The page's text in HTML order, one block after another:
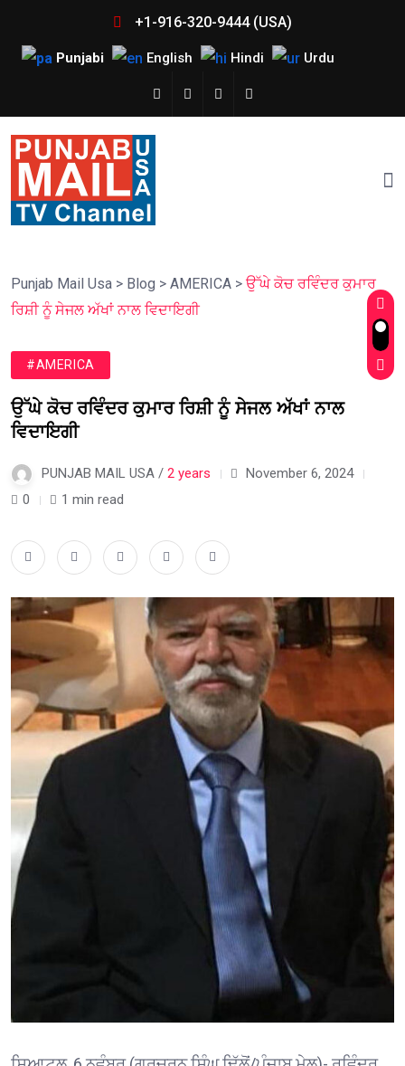
+1-916-320-9444 (USA)
Punjabi English Hindi Urdu
Punjab Mail Usa > Blog > AMERICA > ਉੱਘੇ ਕੋਚ ਰਵਿੰਦਰ ਕੁਮਾਰ
ਰਿਸ਼ੀ ਨੂੰ ਸੇਜਲ ਅੱਖਾਂ ਨਾਲ ਵਿਦਾਇਗੀ
#AMERICA
ਉੱਘੇ ਕੋਚ ਰਵਿੰਦਰ ਕੁਮਾਰ ਰਿਸ਼ੀ ਨੂੰ ਸੇਜਲ ਅੱਖਾਂ ਨਾਲ
ਵਿਦਾਇਗੀ
PUNJAB MAIL USA / 2 years
November 6, 2024
0
1 min read